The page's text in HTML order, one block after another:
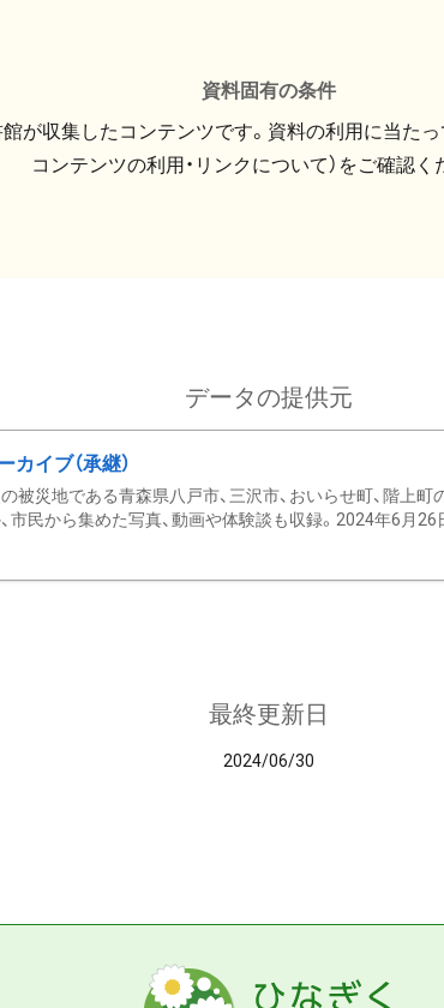
資料固有の条件
が収集したコンテンツです。資料の利用に当たっ
コンテンツの利用・リンクについて）をご確認く
データの提供元
イブ（承継）
被災地である青森県八戸市、三沢市、おいらせ町、階上
市民から集めた写真、動画や体験談も収録。2024年6月
最終更新日
2024/06/30